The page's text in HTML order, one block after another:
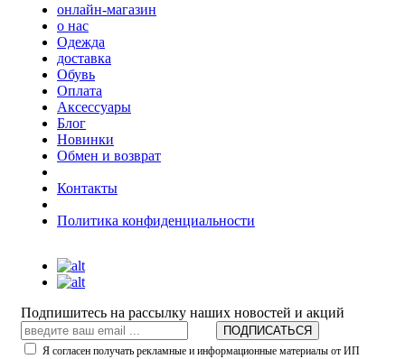
онлайн-магазин
о нас
Одежда
доставка
Обувь
Оплата
Аксессуары
Блог
Новинки
Обмен и возврат
Контакты
Политика конфиденциальности
Подпишитесь на рассылку наших новостей и акций
ПОДПИСАТЬСЯ
Я согласен получать рекламные и информационные материалы от ИП